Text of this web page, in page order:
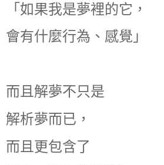
「如果我是夢裡的它，
會有什麼行為、感覺」
而且解夢不只是
解析夢而已，
而且更包含了